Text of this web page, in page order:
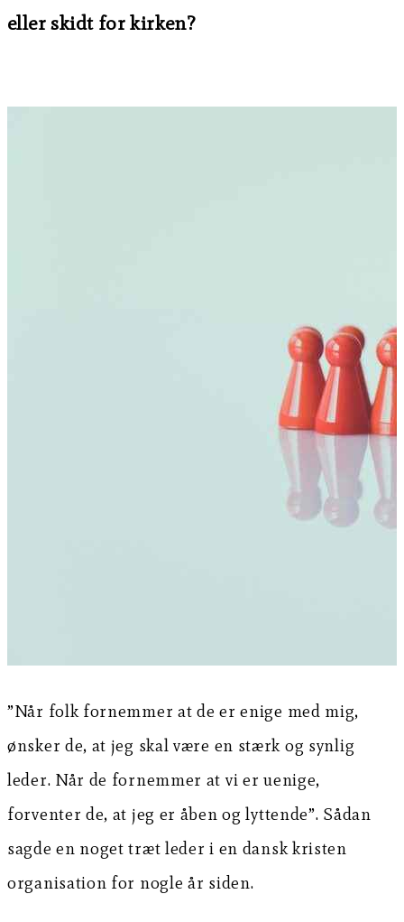
eller skidt for kirken?
”Når folk fornemmer at de er enige med mig,
ønsker de, at jeg skal være en stærk og synlig
leder. Når de fornemmer at vi er uenige,
forventer de, at jeg er åben og lyttende”. Sådan
sagde en noget træt leder i en dansk kristen
organisation for nogle år siden.